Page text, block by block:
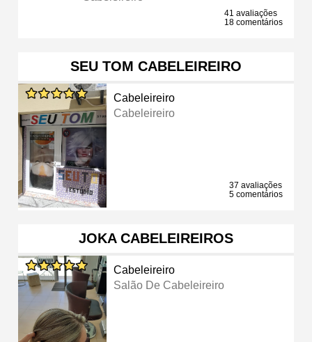
41 avaliações
18 comentários
SEU TOM CABELEIREIRO
Cabeleireiro
Cabeleireiro
37 avaliações
5 comentários
JOKA CABELEIREIROS
Cabeleireiro
Salão De Cabeleireiro